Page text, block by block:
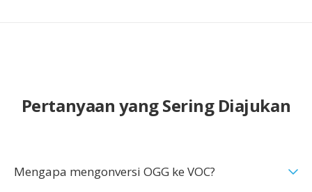
Pertanyaan yang Sering Diajukan
Mengapa mengonversi OGG ke VOC?